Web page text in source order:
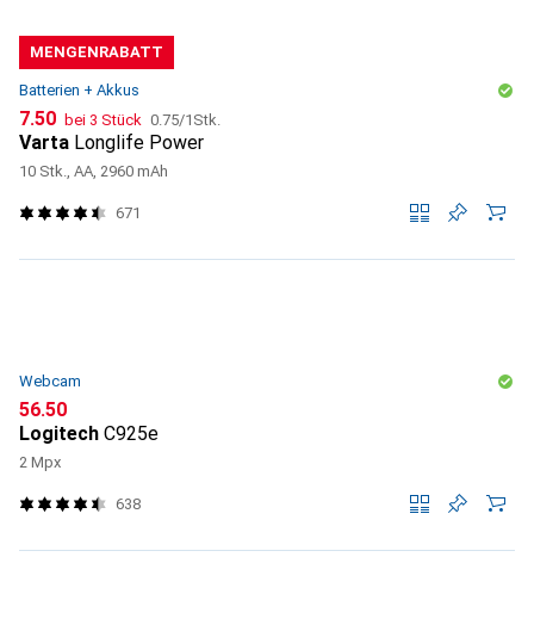
MENGENRABATT
Batterien + Akkus
CHF
7.50 bei 3 Stück CHF
0.75/1Stk.
Varta Longlife Power
10 Stk., AA, 2960 mAh
671
Webcam
CHF
56.50
Logitech C925e
2 Mpx
638